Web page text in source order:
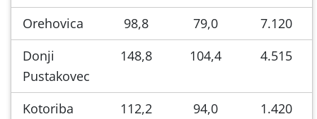
Orehovica
98,8 79,0
7.120
Donji
Pustakovec
148,8 104,4 4.515
Kotoriba 112,2 94,0 1.420